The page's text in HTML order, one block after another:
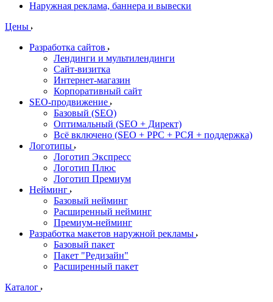
Наружная реклама, баннера и вывески
Цены
Разработка сайтов
Лендинги и мультилендинги
Сайт-визитка
Интернет-магазин
Корпоративный сайт
SEO-продвижение
Базовый (SEO)
Оптимальный (SEO + Директ)
Всё включено (SEO + PPC + РСЯ + поддержка)
Логотипы
Логотип Экспресс
Логотип Плюс
Логотип Премиум
Нейминг
Базовый нейминг
Расширенный нейминг
Премиум-нейминг
Разработка макетов наружной рекламы
Базовый пакет
Пакет "Редизайн"
Расширенный пакет
Каталог